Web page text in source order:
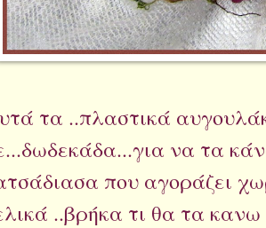
τα ..πλαστικά
να τα
που αγοράζει
..βρήκα τι θα τα